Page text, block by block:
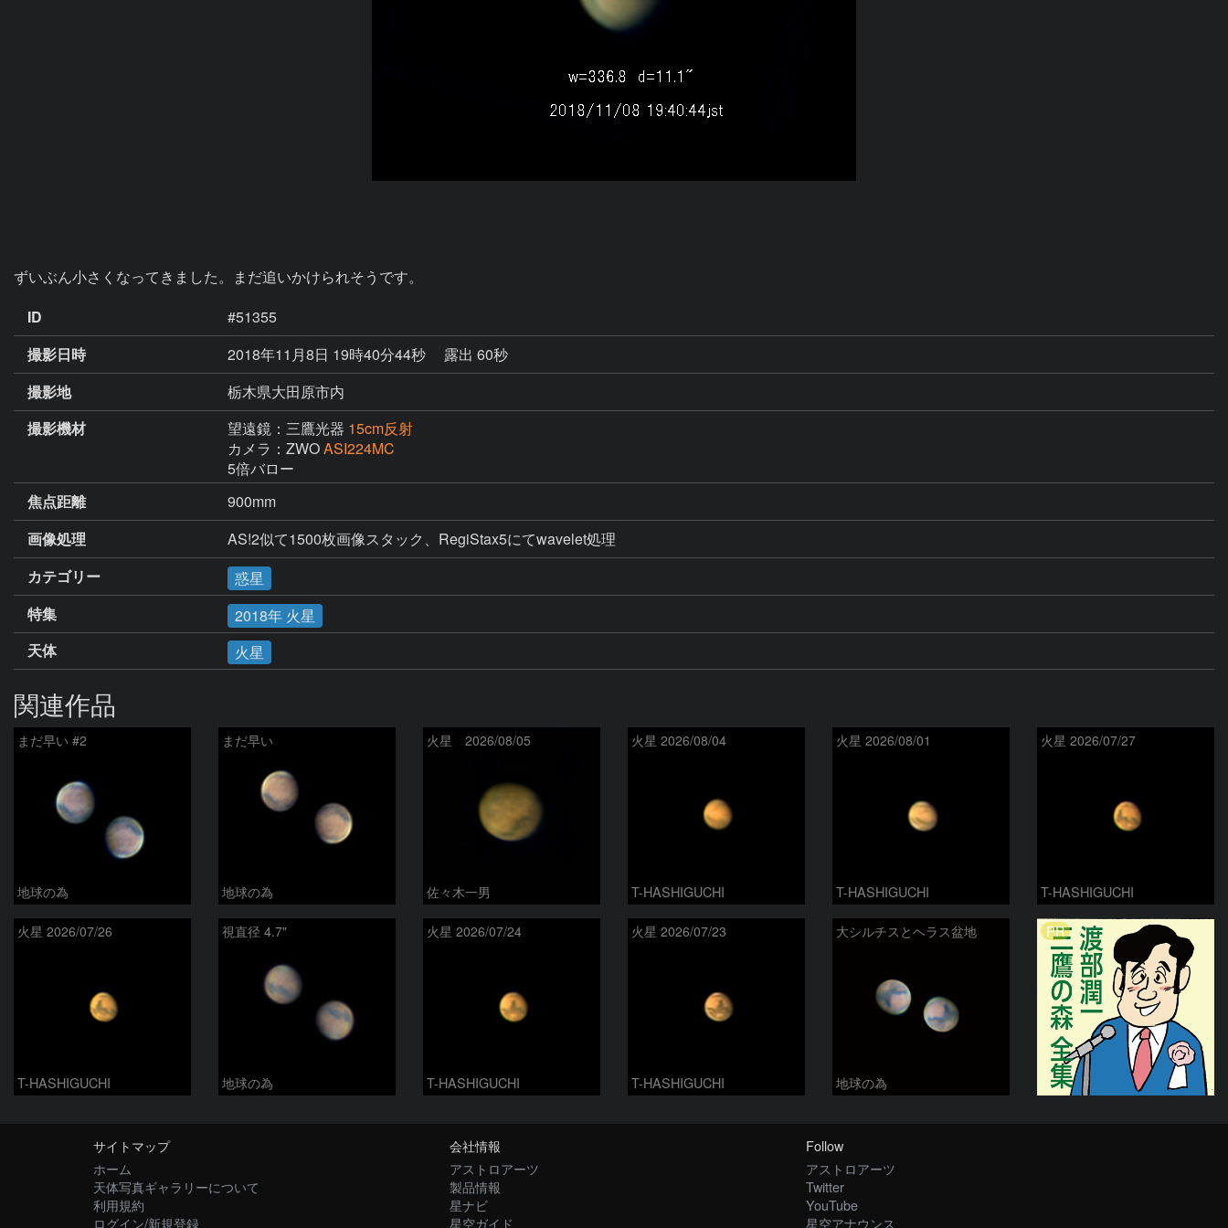
ずいぶん小さくなってきました。まだ追いかけられそうです。
ID
#51355
撮影日時
2018年11月8日 19時40分44秒
露出 60秒
撮影地
栃木県大田原市内
撮影機材
望遠鏡：三鷹光器 15cm反射
カメラ：ZWOASI224MC
5倍バロー
焦点距離
900mm
画像処理
AS!2似て1500枚画像スタック、RegiStax5にてwavelet処理
カテゴリー
惑星
特集
2018年 火星
天体
火星
関連作品
まだ早い #2
地球の為
まだ早い
地球の為
火星 2026/08/05
佐々木一男
火星 2026/08/04
T-HASHIGUCHI
火星 2026/08/01
T-HASHIGUCHI
火星 2026/07/27
T-HASHIGUCHI
火星 2026/07/26
T-HASHIGUCHI
視直径 4.7"
地球の為
火星 2026/07/24
T-HASHIGUCHI
火星 2026/07/23
T-HASHIGUCHI
大シルチスとヘラス盆地
地球の為
PR
サイトマップ
ホーム
天体写真ギャラリーについて
利用規約
ログイン/新規登録
会社情報
アストロアーツ
製品情報
星ナビ
星空ガイド
Follow
アストロアーツ
Twitter
YouTube
星空アナウンス